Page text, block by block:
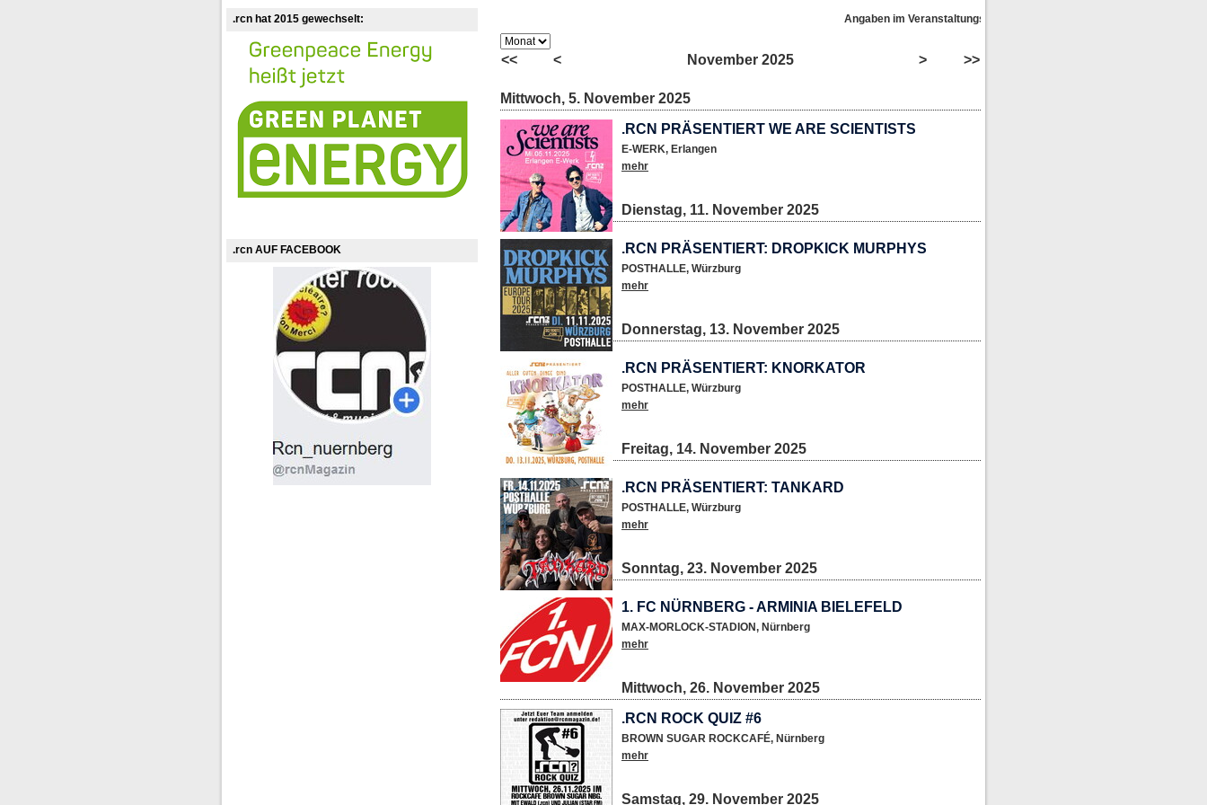
.rcn hat 2015 gewechselt:
.rcn AUF FACEBOOK
Angaben im Veranstaltungskalender ohne Gewähr!
<< < November 2025 > >>
Mittwoch, 5. November 2025
.RCN PRÄSENTIERT WE ARE SCIENTISTS
E-WERK, Erlangen
mehr
Dienstag, 11. November 2025
.RCN PRÄSENTIERT: DROPKICK MURPHYS
POSTHALLE, Würzburg
mehr
Donnerstag, 13. November 2025
.RCN PRÄSENTIERT: KNORKATOR
POSTHALLE, Würzburg
mehr
Freitag, 14. November 2025
.RCN PRÄSENTIERT: TANKARD
POSTHALLE, Würzburg
mehr
Sonntag, 23. November 2025
1. FC NÜRNBERG - ARMINIA BIELEFELD
MAX-MORLOCK-STADION, Nürnberg
mehr
Mittwoch, 26. November 2025
.RCN ROCK QUIZ #6
BROWN SUGAR ROCKCAFÉ, Nürnberg
mehr
Samstag, 29. November 2025